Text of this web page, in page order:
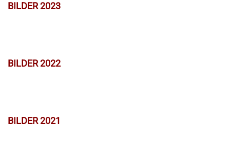
BILDER 2023
BILDER 2022
BILDER 2021